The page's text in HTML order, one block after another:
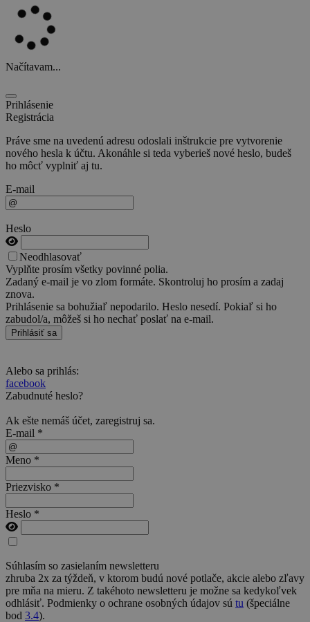
Načítavam...
Prihlásenie
Registrácia
Práve sme na uvedenú adresu odoslali inštrukcie pre vytvorenie
nového hesla k účtu. Akonáhle si teda vyberieš nové heslo, budeš
ho môcť vyplniť aj tu.
E-mail
Heslo
Neodhlasovať
Vyplňte prosím všetky povinné polia.
Zadaný e-mail je vo zlom formáte. Skontroluj ho prosím a zadaj
znova.
Prihlásenie sa bohužiaľ nepodarilo. Heslo nesedí. Pokiaľ si ho
zabudol/a, môžeš si ho nechať poslať na e-mail.
Prihlásiť sa
Alebo sa prihlás:
facebook
Zabudnuté heslo?
Ak ešte nemáš účet, zaregistruj sa.
E-mail *
Meno *
Priezvisko *
Heslo *
Súhlasím so zasielaním newsletteru
zhruba 2x za týždeň, v ktorom budú nové potlače, akcie alebo zľavy
pre mňa na mieru. Z takéhoto newsletteru je možne sa kedykoľvek
odhlásiť. Podmienky o ochrane osobných údajov sú tu (špeciálne
bod 3.4).